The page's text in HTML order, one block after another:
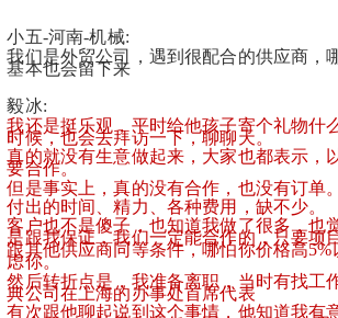
小五-河南-机械:
我们是外贸公司，遇到很配合的供应商，
基本也会留下来
毅冰:
我还是挺乐观，平时给他孩子寄个礼物什
时候，也会去拜访一下，聊聊天。
真的就没有生意做起来，大家也都表示，
要合作。
但是事实上，真的没有合作，也没有订单。
付出的时间、精力、各种费用，缺不少。
客户也不是傻子，也知道我做了很多，也
是跟我保证，我们一定能合作的，只要项
跟其他供应商同等条件，哪怕你价格高
虑你。
然后转折点是，我准备离职，当时有找工
典公司在上海的办事处首席代表
有次跟他聊起说到这个事情，他知道我有